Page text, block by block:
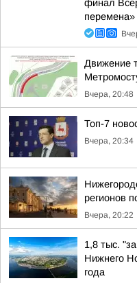
финал
перемена»
Движение
Вчера, 20:48
Топ-7
Вчера, 20:34
регионов
Вчера, 20:22
1,8 тыс.
Нижнего
года